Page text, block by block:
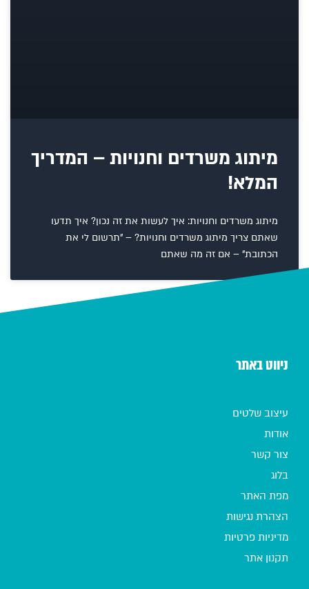
מיתוג משרדים וחנויות – המדריך
המלא!
מיתוג משרדים וחנויות: איך לעשות את זה נכון? איך תדעו
שאתם צריך מיתוג משרדים וחנויות? – "תרשום לי את
הכתובת" – אם זה מה שאתם
ניווט באתר
עיצוב שלטים
אודות
צור קשר
בלוג
מפת האתר
הצהרת נגישות
מדיניות פרטיות
תקנון אתר